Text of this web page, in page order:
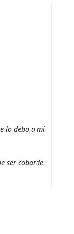
lo debo a mi
ser cobarde